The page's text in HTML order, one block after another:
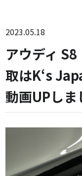
2023.05.18
アウディ
取はK‘s
動画UPしま